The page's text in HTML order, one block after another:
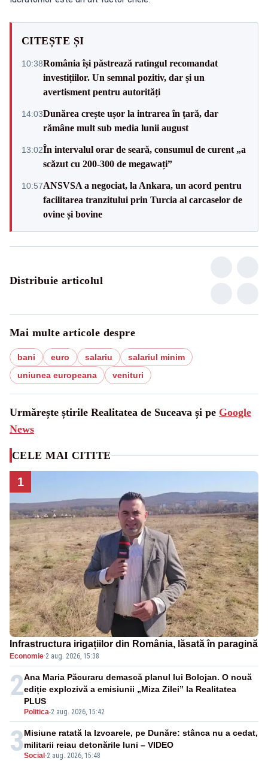
CITEȘTE ȘI
10:38România își păstrează ratingul recomandat
investițiilor. Un semnal pozitiv, dar și un
avertisment pentru autorități
14:03Dunărea crește ușor la intrarea în țară, dar
rămâne mult sub media lunii august
13:02În intervalul orar de seară, consumul de curent „a
scăzut cu 200-300 de megawați”
10:57ANSVSA a negociat, la Ankara, un acord pentru
facilitarea tranzitului prin Turcia al carcaselor de
ovine și bovine
Distribuie articolul
Mai multe articole despre
bani euro salariu
salariul minim
uniunea europeana
venituri
Urmărește știrile Realitatea de Suceava și pe Google
News
CELE MAI CITITE
1
Infrastructura irigațiilor din România, lăsată în paragină
Economie·2 aug. 2026, 15:38
2
Politica-2 aug. 2026, 15:42
Ana Maria Păcuraru demască planul lui Bolojan. O nouă
ediție explozivă a emisiunii „Miza Zilei” la Realitatea
PLUS
3Social -2 aug. 2026, 15:48
Misiune ratată la Izvoarele, pe Dunăre: stânca nu a cedat,
militarii reiau detonările luni – VIDEO